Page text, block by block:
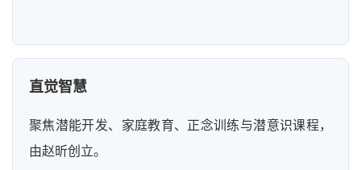
直觉智慧
聚焦潜能开发、家庭教育、正念训练与潜意识课程，
由赵昕创立。